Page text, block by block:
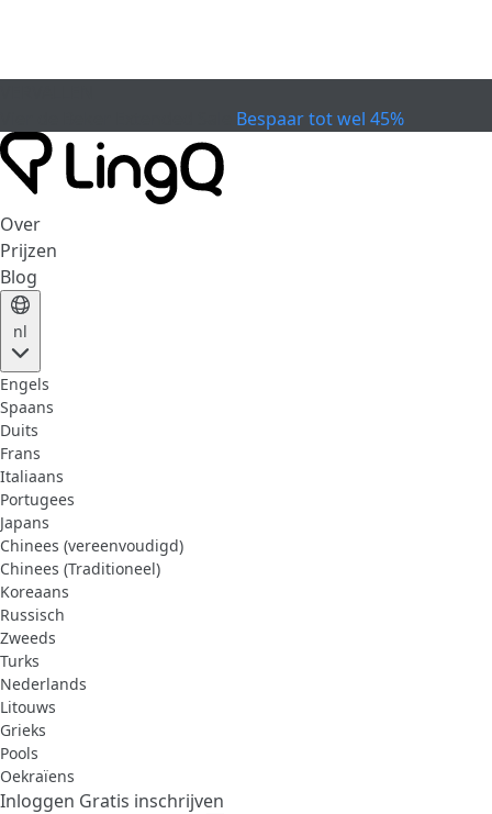
Bespaar tot wel 45%
Over
Prijzen
Blog
nl
Engels
Spaans
Duits
Frans
Italiaans
Portugees
Japans
Chinees (vereenvoudigd)
Chinees (Traditioneel)
Koreaans
Russisch
Zweeds
Turks
Nederlands
Litouws
Grieks
Pools
Oekraïens
Inloggen Gratis inschrijven